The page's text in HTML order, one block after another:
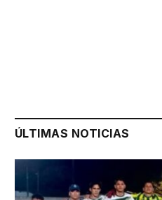
ÚLTIMAS NOTICIAS